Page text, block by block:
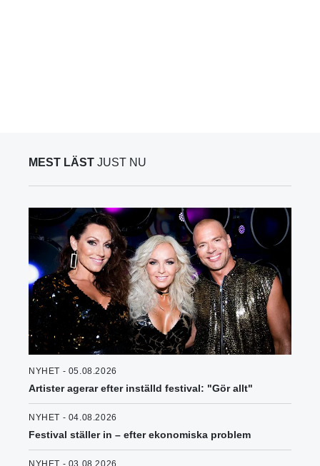
MEST LÄST JUST NU
NYHET - 05.08.2026
Artister agerar efter inställd festival: "Gör allt"
NYHET - 04.08.2026
Festival ställer in – efter ekonomiska problem